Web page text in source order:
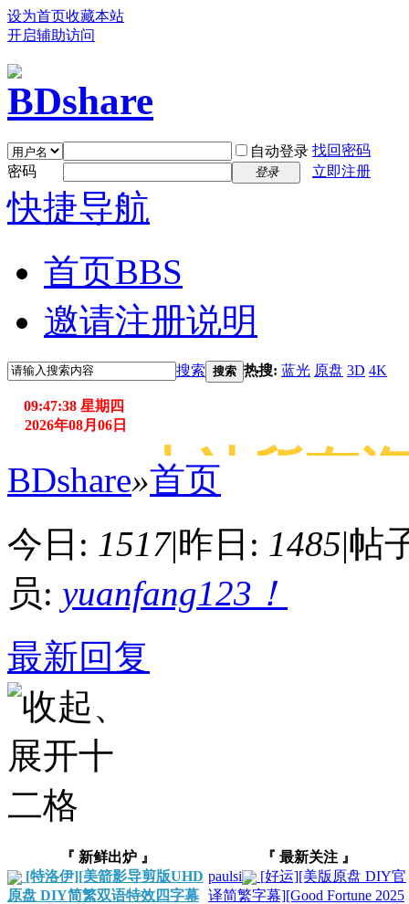
设为首页收藏本站
开启辅助访问
自动登录 找回密码
密码
登录 立即注册
快捷导航
首页BBS
邀请注册说明
搜索 搜索 热搜: 蓝光 原盘 3D 4K
09:47:38 星期四
2026年08月06日
：本站所有
BDshare»首页
今日: 1517|昨日: 1485|帖
员: yuanfang123！
最新回复
『 新鲜出炉 』
『 最新关注 』
[特洛伊][美箭影导剪版UHD
原盘 DIY简繁双语特效四字幕
paulsi
[好运][美版原盘 DIY官
译简繁字幕][Good Fortune 2025